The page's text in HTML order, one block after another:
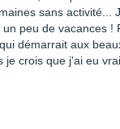
sans activité...
peu de vacances !
démarrait aux
je crois que j'ai eu